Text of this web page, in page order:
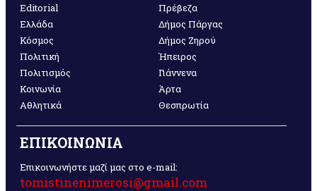
Editorial
Ελλάδα
Κόσμος
Πολιτική
Πολιτισμός
Κοινωνία
Αθλητικά
Πρέβεζα
Δήμος Πάργας
Δήμος Ζηρού
Ήπειρος
Γιάννενα
Άρτα
Θεσπρωτία
ΕΠΙΚΟΙΝΩΝΙΑ
Επικοινωνήστε μαζί μας στο e-mail:
tomistinenimerosi@gmail.com